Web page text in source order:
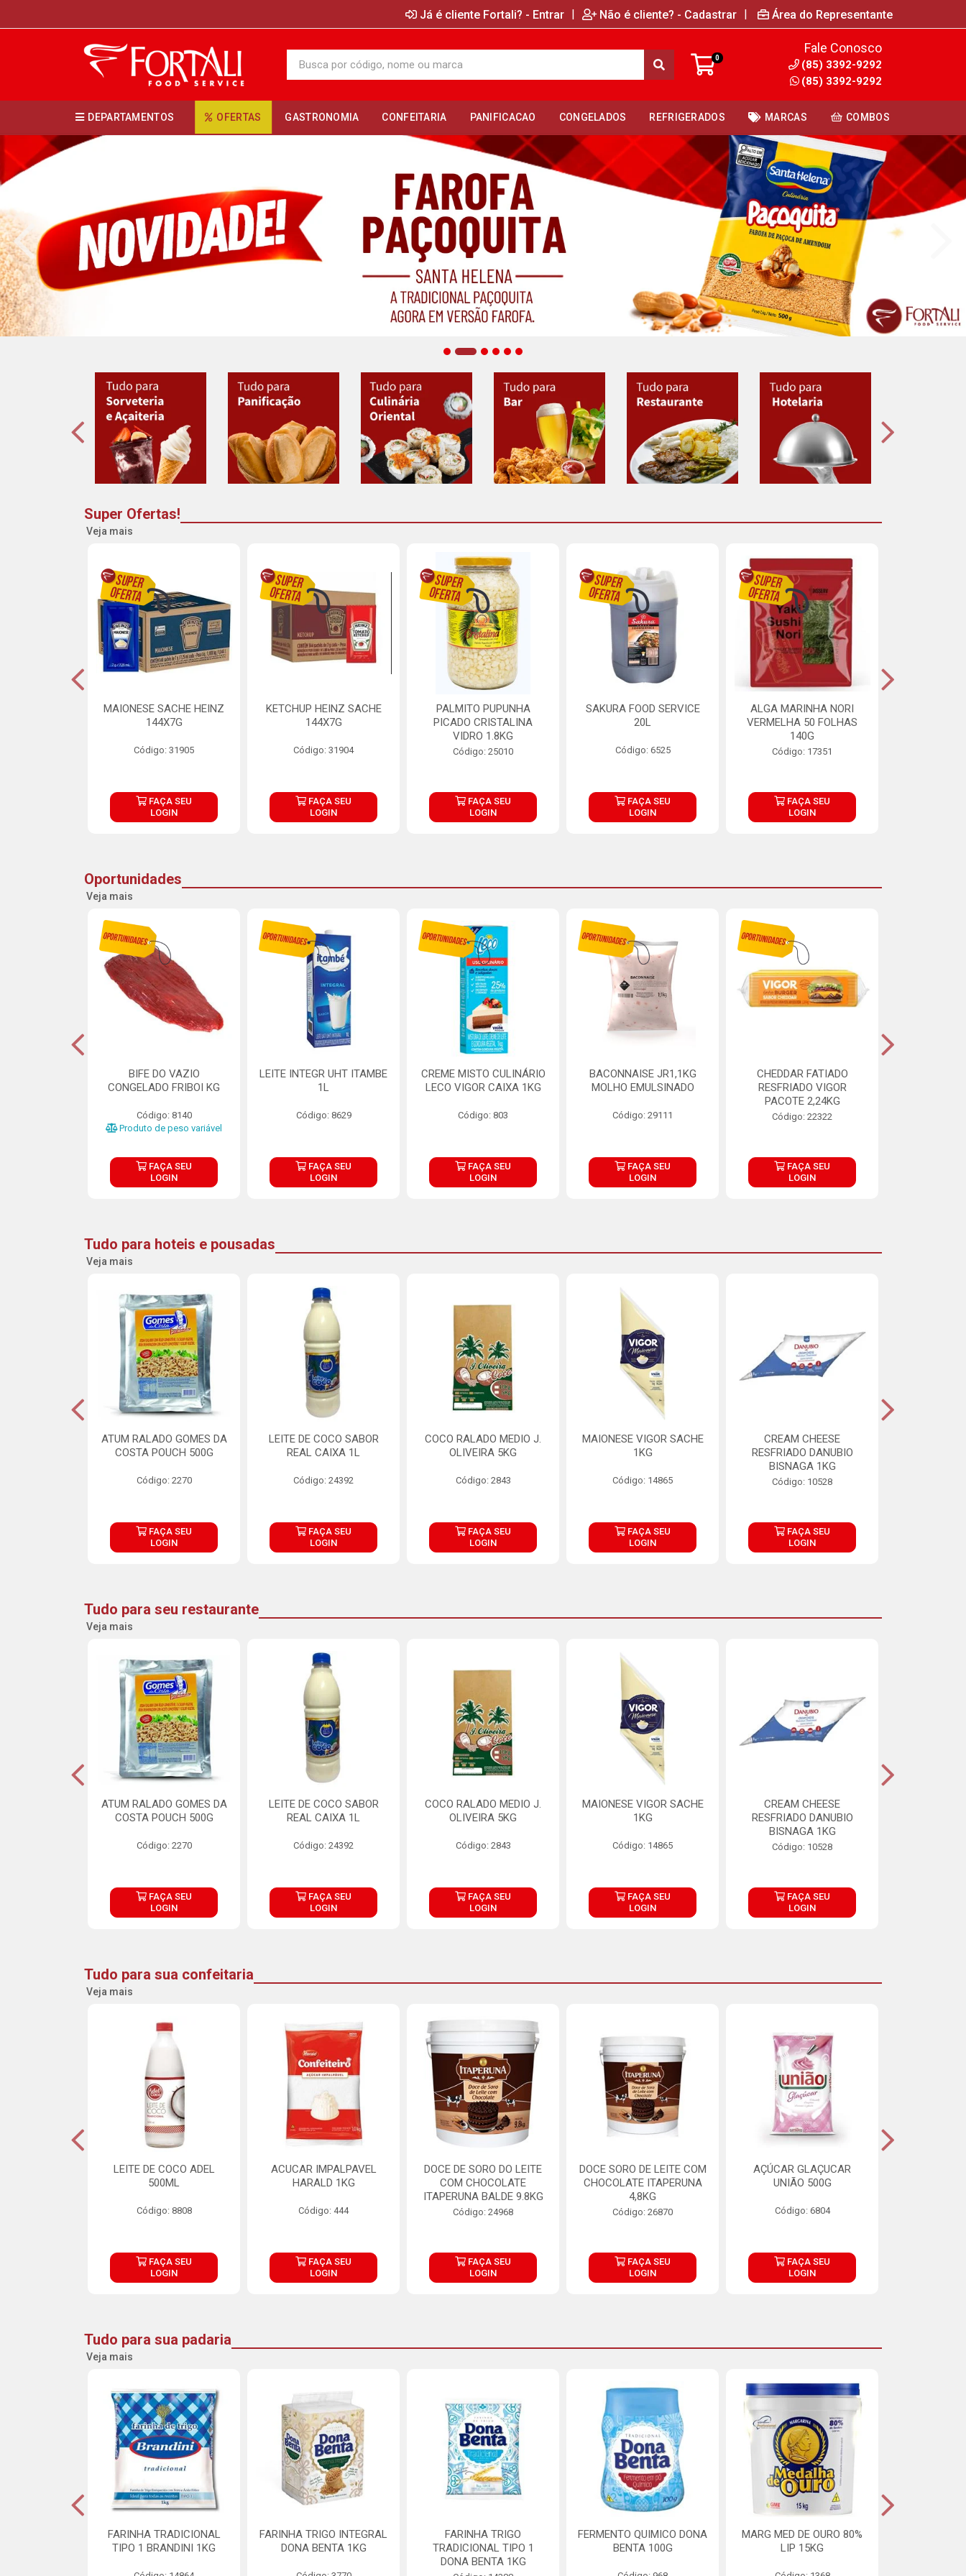
Já é cliente Fortali? - Entrar | Não é cliente? - Cadastrar | Área do Representante
0
Fale Conosco
(85) 3392-9292
(85) 3392-9292
DEPARTAMENTOS OFERTAS GASTRONOMIA CONFEITARIA PANIFICACAO CONGELADOS REFRIGERADOS MARCAS COMBOS
Super Ofertas!
Veja mais
MAIONESE SACHE HEINZ
144X7G
Código: 31905
FAÇA SEU
LOGIN
KETCHUP HEINZ SACHE
144X7G
Código: 31904
FAÇA SEU
LOGIN
PALMITO PUPUNHA
PICADO CRISTALINA
VIDRO 1.8KG
Código: 25010
FAÇA SEU
LOGIN
SAKURA FOOD SERVICE
20L
Código: 6525
FAÇA SEU
LOGIN
ALGA MARINHA NORI
VERMELHA 50 FOLHAS
140G
Código: 17351
FAÇA SEU
LOGIN
Oportunidades
Veja mais
BIFE DO VAZIO
CONGELADO FRIBOI KG
Código: 8140
Produto de peso variável
FAÇA SEU
LOGIN
LEITE INTEGR UHT ITAMBE
1L
Código: 8629
FAÇA SEU
LOGIN
CREME MISTO CULINÁRIO
LECO VIGOR CAIXA 1KG
Código: 803
FAÇA SEU
LOGIN
BACONNAISE JR1,1KG
MOLHO EMULSINADO
Código: 29111
FAÇA SEU
LOGIN
CHEDDAR FATIADO
RESFRIADO VIGOR
PACOTE 2,24KG
Código: 22322
FAÇA SEU
LOGIN
Tudo para hoteis e pousadas
Veja mais
ATUM RALADO GOMES DA
COSTA POUCH 500G
Código: 2270
FAÇA SEU
LOGIN
LEITE DE COCO SABOR
REAL CAIXA 1L
Código: 24392
FAÇA SEU
LOGIN
COCO RALADO MEDIO J.
OLIVEIRA 5KG
Código: 2843
FAÇA SEU
LOGIN
MAIONESE VIGOR SACHE
1KG
Código: 14865
FAÇA SEU
LOGIN
CREAM CHEESE
RESFRIADO DANUBIO
BISNAGA 1KG
Código: 10528
FAÇA SEU
LOGIN
Tudo para seu restaurante
Veja mais
ATUM RALADO GOMES DA
COSTA POUCH 500G
Código: 2270
FAÇA SEU
LOGIN
LEITE DE COCO SABOR
REAL CAIXA 1L
Código: 24392
FAÇA SEU
LOGIN
COCO RALADO MEDIO J.
OLIVEIRA 5KG
Código: 2843
FAÇA SEU
LOGIN
MAIONESE VIGOR SACHE
1KG
Código: 14865
FAÇA SEU
LOGIN
CREAM CHEESE
RESFRIADO DANUBIO
BISNAGA 1KG
Código: 10528
FAÇA SEU
LOGIN
Tudo para sua confeitaria
Veja mais
LEITE DE COCO ADEL
500ML
Código: 8808
FAÇA SEU
LOGIN
ACUCAR IMPALPAVEL
HARALD 1KG
Código: 444
FAÇA SEU
LOGIN
DOCE DE SORO DO LEITE
COM CHOCOLATE
ITAPERUNA BALDE 9.8KG
Código: 24968
FAÇA SEU
LOGIN
DOCE SORO DE LEITE COM
CHOCOLATE ITAPERUNA
4,8KG
Código: 26870
FAÇA SEU
LOGIN
AÇÚCAR GLAÇUCAR
UNIÃO 500G
Código: 6804
FAÇA SEU
LOGIN
Tudo para sua padaria
Veja mais
FARINHA TRADICIONAL
TIPO 1 BRANDINI 1KG
FARINHA TRIGO INTEGRAL
DONA BENTA 1KG
FARINHA TRIGO
TRADICIONAL TIPO 1
DONA BENTA 1KG
FERMENTO QUIMICO DONA
BENTA 100G
MARG MED DE OURO 80%
LIP 15KG